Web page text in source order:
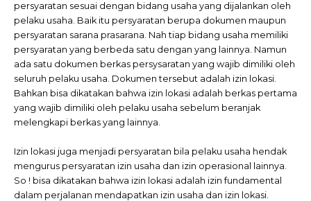
persyaratan sesuai dengan bidang usaha yang dijalankan oleh
pelaku usaha. Baik itu persyaratan berupa dokumen maupun
persyaratan sarana prasarana. Nah tiap bidang usaha memiliki
persyaratan yang berbeda satu dengan yang lainnya. Namun
ada satu dokumen berkas persysaratan yang wajib dimiliki oleh
seluruh pelaku usaha. Dokumen tersebut adalah izin lokasi.
Bahkan bisa dikatakan bahwa izin lokasi adalah berkas pertama
yang wajib dimiliki oleh pelaku usaha sebelum beranjak
melengkapi berkas yang lainnya.
Izin lokasi juga menjadi persyaratan bila pelaku usaha hendak
mengurus persyaratan izin usaha dan izin operasional lainnya.
So ! bisa dikatakan bahwa izin lokasi adalah izin fundamental
dalam perjalanan mendapatkan izin usaha dan izin lokasi.